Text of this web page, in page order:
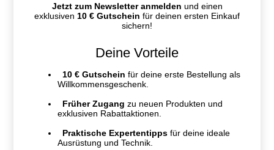
Jetzt zum Newsletter anmelden und einen
exklusiven 10 € Gutschein für deinen ersten Einkauf
sichern!
Deine Vorteile
10 € Gutschein für deine erste Bestellung als
Willkommensgeschenk.
Früher Zugang zu neuen Produkten und
exklusiven Rabattaktionen.
Praktische Expertentipps für deine ideale
Ausrüstung und Technik.